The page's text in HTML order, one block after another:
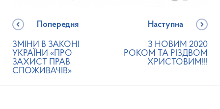
Попередня
ЗМІНИ В ЗАКОНІ
УКРАЇНИ «ПРО
ЗАХИСТ ПРАВ
СПОЖИВАЧІВ»
Наступна
З НОВИМ 2020
РОКОМ ТА РІЗДВОМ
ХРИСТОВИМ!!!